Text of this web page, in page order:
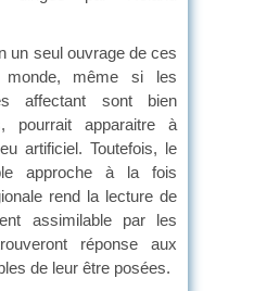
un seul ouvrage de ces
même si les
affectant sont bien
pourrait apparaitre à
artificiel. Toutefois, le
approche à la fois
rend la lecture de
assimilable par les
réponse aux
de leur être posées.